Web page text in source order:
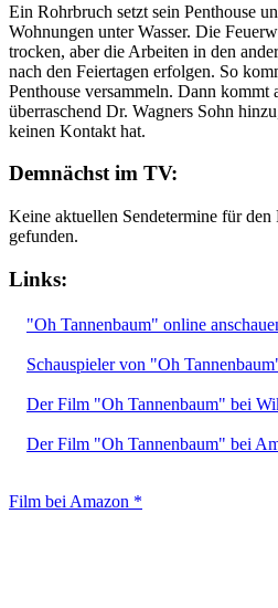
Ein Rohrbruch setzt sein Penthouse
Wohnungen unter Wasser. Die
trocken, aber die Arbeiten in den
nach den Feiertagen erfolgen. So
Penthouse versammeln. Dann kommt
überraschend Dr. Wagners Sohn
keinen Kontakt hat.
Demnächst im TV:
Keine aktuellen Sendetermine für
gefunden.
Links:
"Oh Tannenbaum" online
Schauspieler von "Oh
Der Film "Oh Tannenbaum" bei
Der Film "Oh Tannenbaum" bei
Film bei Amazon *